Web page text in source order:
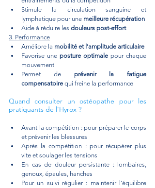
Stimule la circulation sanguine et
lymphatique pour une meilleure récupération
Aide à réduire les douleurs post-effort
3. Performance
Améliore la mobilité et l’amplitude articulaire
Favorise une posture optimale pour chaque
mouvement
Permet de prévenir la fatigue
compensatoire qui freine la performance
Quand consulter un ostéopathe pour les
pratiquants de l'Hyrox ?
Avant la compétition : pour préparer le corps
et prévenir les blessures
Après la compétition : pour récupérer plus
vite et soulager les tensions
En cas de douleur persistante : lombaires,
genoux, épaules, hanches
Pour un suivi régulier : maintenir l’équilibre